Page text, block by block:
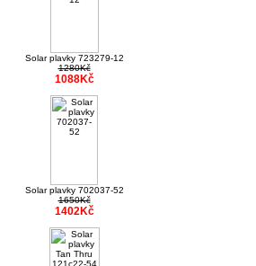
Solar plavky 723279-12
1280Kč
1088Kč
Solar plavky 702037-52
1650Kč
1402Kč